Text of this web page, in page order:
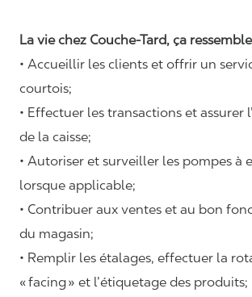
La vie chez Couche-Tard, ça
• Accueillir les clients et offrir un
courtois;
• Effectuer les transactions et assurer
de la caisse;
• Autoriser et surveiller les pompes à
lorsque applicable;
• Contribuer aux ventes et au bon
du magasin;
• Remplir les étalages, effectuer la
«facing» et l’étiquetage des produits;